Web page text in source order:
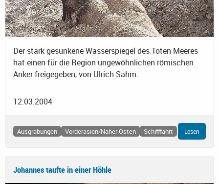
Der stark gesunkene Wasserspiegel des Toten Meeres
hat einen für die Region ungewöhnlichen römischen
Anker freigegeben, von Ulrich Sahm.
12.03.2004
Ausgrabungen Vorderasien/Naher Osten Schifffahrt Lesen
Johannes taufte in einer Höhle